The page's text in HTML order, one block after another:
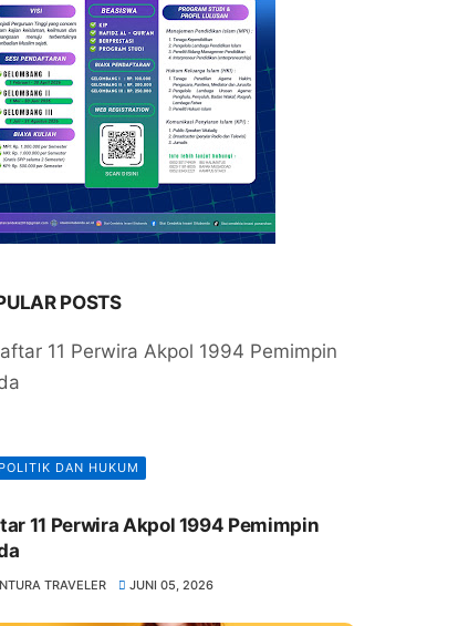
POSTS
POLITIK DAN HUKUM
11 Perwira Akpol 1994 Pemimpin
TRAVELER JUNI 05, 2026